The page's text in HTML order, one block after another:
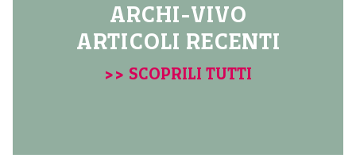
ARCHI-VIVO
ARTICOLI RECENTI
>> SCOPRILI TUTTI